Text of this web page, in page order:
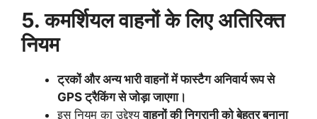
5. कमर्शियल वाहनों के लिए अतिरिक्त
नियम
ट्रकों और अन्य भारी वाहनों में फास्टैग अनिवार्य रूप से
GPS ट्रैकिंग से जोड़ा जाएगा।
इस नियम का उद्देश्यवाहनों की निगरानी को बेहतर बनाना